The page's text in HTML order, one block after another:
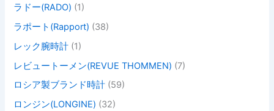
ラドー(RADO) (1)
ラポート(Rapport) (38)
レック腕時計 (1)
レビュートーメン(REVUE THOMMEN) (7)
ロシア製ブランド時計 (59)
ロンジン(LONGINE) (32)